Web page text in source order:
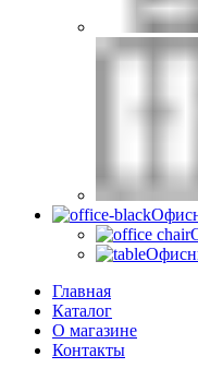
Главная
Каталог
О магазине
Контакты